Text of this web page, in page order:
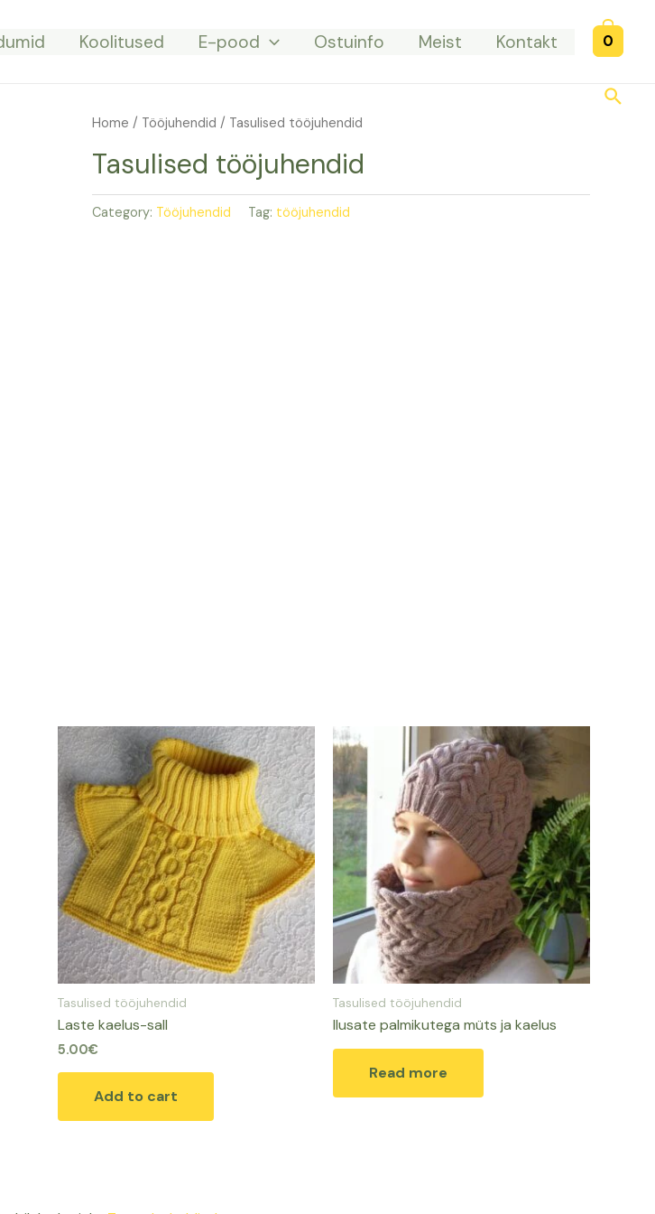
Koolitused E-pood Ostuinfo Meist Kontakt 0
Home / Tööjuhendid / Tasulised tööjuhendid
Tasulised tööjuhendid
Category: Tööjuhendid Tag: tööjuhendid
Tasulised tööjuhendid
Laste kaelus-sall
5.00€
Add to cart
Tasulised tööjuhendid
Ilusate palmikutega müts ja kaelus
Read more